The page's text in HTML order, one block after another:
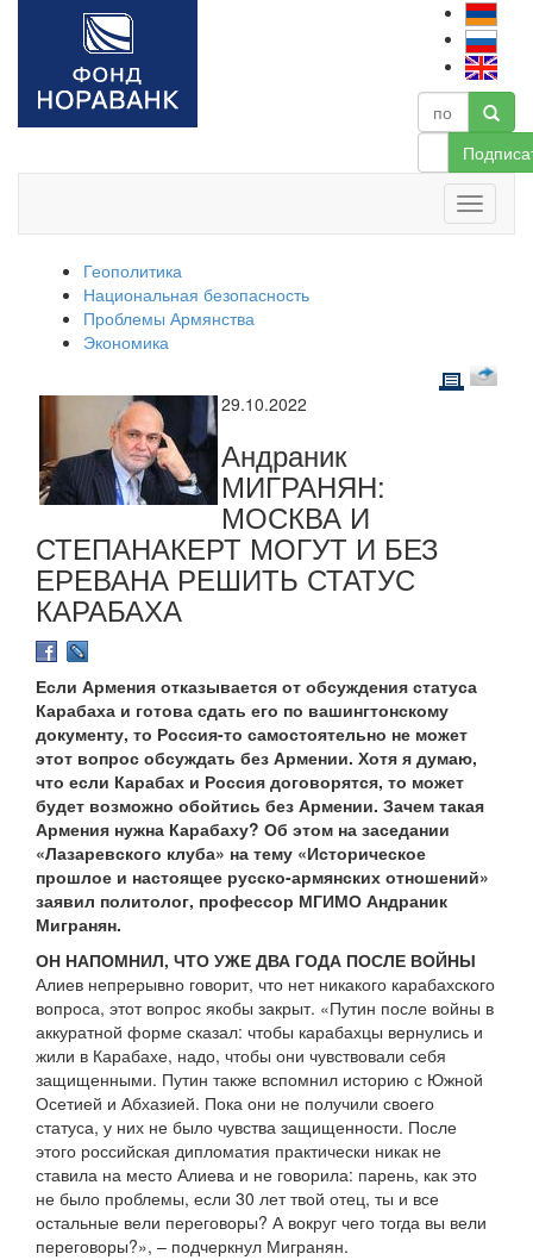
Геополитика
Национальная безопасность
Проблемы Армянства
Экономика
29.10.2022
Андраник
МИГРАНЯН:
МОСКВА И
СТЕПАНАКЕРТ МОГУТ И БЕЗ
ЕРЕВАНА РЕШИТЬ СТАТУС
КАРАБАХА
Если Армения отказывается от обсуждения статуса
Карабаха и готова сдать его по вашингтонскому
документу, то Россия-то самостоятельно не может
этот вопрос обсуждать без Армении. Хотя я думаю,
что если Карабах и Россия договорятся, то может
будет возможно обойтись без Армении. Зачем такая
Армения нужна Карабаху? Об этом на заседании
«Лазаревского клуба» на тему «Историческое
прошлое и настоящее русско-армянских отношений»
заявил политолог, профессор МГИМО Андраник
Мигранян.
ОН НАПОМНИЛ, ЧТО УЖЕ ДВА ГОДА ПОСЛЕ ВОЙНЫ
Алиев непрерывно говорит, что нет никакого карабахского
вопроса, этот вопрос якобы закрыт. «Путин после войны в
аккуратной форме сказал: чтобы карабахцы вернулись и
жили в Карабахе, надо, чтобы они чувствовали себя
защищенными. Путин также вспомнил историю с Южной
Осетией и Абхазией. Пока они не получили своего
статуса, у них не было чувства защищенности. После
этого российская дипломатия практически никак не
ставила на место Алиева и не говорила: парень, как это
не было проблемы, если 30 лет твой отец, ты и все
остальные вели переговоры? А вокруг чего тогда вы вели
переговоры?», – подчеркнул Мигранян.